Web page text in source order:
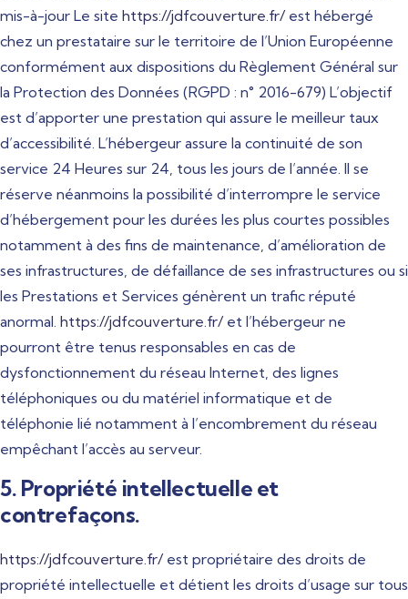
mis-à-jour Le site https://jdfcouverture.fr/est hébergé
chez un prestataire sur le territoire de l’Union Européenne
conformément aux dispositions du Règlement Général sur
la Protection des Données (RGPD : n° 2016-679) L’objectif
est d’apporter une prestation qui assure le meilleur taux
d’accessibilité. L’hébergeur assure la continuité de son
service 24 Heures sur 24, tous les jours de l’année. Il se
réserve néanmoins la possibilité d’interrompre le service
d’hébergement pour les durées les plus courtes possibles
notamment à des fins de maintenance, d’amélioration de
ses infrastructures, de défaillance de ses infrastructures ou si
les Prestations et Services génèrent un trafic réputé
anormal. https://jdfcouverture.fr/et l’hébergeur ne
pourront être tenus responsables en cas de
dysfonctionnement du réseau Internet, des lignes
téléphoniques ou du matériel informatique et de
téléphonie lié notamment à l’encombrement du réseau
empêchant l’accès au serveur.
5. Propriété intellectuelle et
contrefaçons.
https://jdfcouverture.fr/est propriétaire des droits de
propriété intellectuelle et détient les droits d’usage sur tous